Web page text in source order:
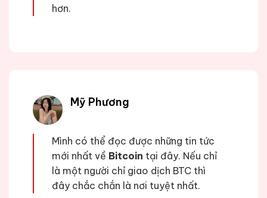
hơn.
Mỹ Phương
Mình có thể đọc được những tin tức
mới nhất về Bitcoin tại đây. Nếu chỉ
là một người chỉ giao dịch BTC thì
đây chắc chắn là nơi tuyệt nhất.